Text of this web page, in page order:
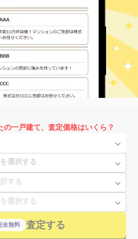
の一戸建て、査定価格はいくら？
全無料 査定する